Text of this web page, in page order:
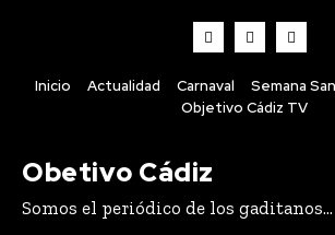
Inicio Actualidad Carnaval Semana
Objetivo Cádiz TV
Obetivo Cádiz
Somos el periódico de los gaditanos...